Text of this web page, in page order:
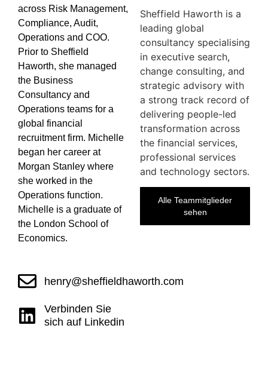
across Risk Management,
Compliance, Audit,
Operations and COO.
Prior to Sheffield
Haworth, she managed
the Business
Consultancy and
Operations teams for a
global financial
recruitment firm. Michelle
began her career at
Morgan Stanley where
she worked in the
Operations function.
Michelle is a graduate of
the London School of
Economics.
henry@sheffieldhaworth.com
Verbinden Sie
sich auf Linkedin
Sheffield Haworth is a
leading global
consultancy specialising
in executive search,
change consulting, and
strategic advisory with
a strong track record of
delivering people-led
transformation across
the financial services,
professional services
and technology sectors.
Alle Teammitglieder
sehen